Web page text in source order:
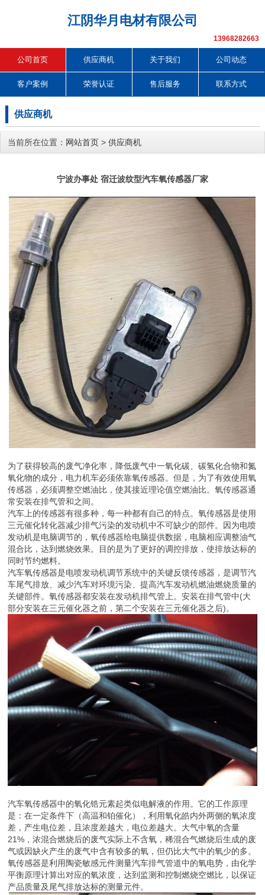
江阴华月电材有限公司
13968282663
公司首页 供应商机 关于我们 公司动态
客户案例 荣誉认证 售后服务 联系方式
供应商机
当前所在位置： 网站首页 > 供应商机
宁波办事处 宿迁波纹型汽车氧传感器厂家
为了获得较高的废气净化率，降低废气中一氧化碳、碳氢化合物和氮
氧化物的成分，电力机车必须依靠氧传感器。但是，为了有效使用氧
传感器，必须调整空燃油比，使其接近理论值空燃油比。氧传感器通
常安装在排气管和之间。
汽车上的传感器有很多种，每一种都有自己的特点。氧传感器是使用
三元催化转化器减少排气污染的发动机中不可缺少的部件。因为电喷
发动机是电脑调节的，氧传感器给电脑提供数据，电脑相应调整油气
混合比，达到燃烧效果。目的是为了更好的调控排放，使排放达标的
同时节约燃料。
汽车氧传感器是电喷发动机调节系统中的关键反馈传感器，是调节汽
车尾气排放、减少汽车对环境污染、提高汽车发动机燃油燃烧质量的
关键部件。氧传感器都安装在发动机排气管上。安装在排气管中(大
部分安装在三元催化器之前，第二个安装在三元催化器之后)。
汽车氧传感器中的氧化锆元素起类似电解液的作用。它的工作原理
是：在一定条件下（高温和铂催化），利用氧化皓内外两侧的氧浓度
差，产生电位差，且浓度差越大，电位差越大。大气中氧的含量
21%，浓混合燃烧后的废气实际上不含氧，稀混合气燃烧后生成的废
气或因缺火产生的废气中含有较多的氧，但仍比大气中的氧少的多。
氧传感器是利用陶瓷敏感元件测量汽车排气管道中的氧电势，由化学
平衡原理计算出对应的氧浓度，达到监测和控制燃烧空燃比，以保证
产品质量及尾气排放达标的测量元件。